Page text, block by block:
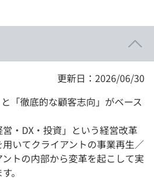
更新日：2026/06/30
「徹底的な顧客志向」がベース
・DX・投資」という経営改革
いてクライアントの事業再生／
トの内部から変革を起こして実
。